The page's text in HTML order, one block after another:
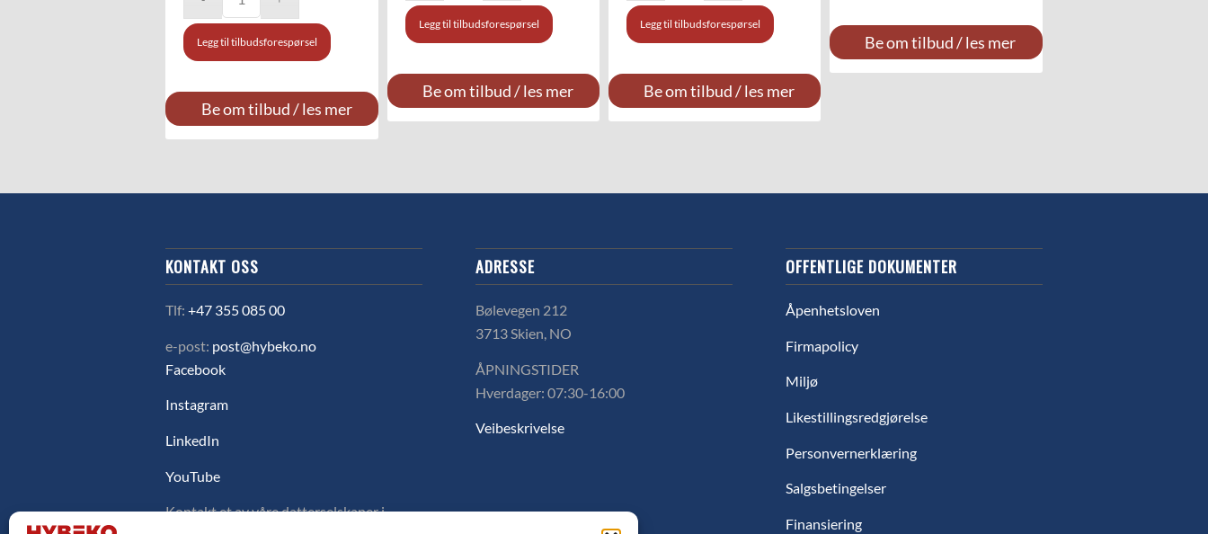
Legg til tilbudsforespørsel
Be om tilbud / les mer
Legg til tilbudsforespørsel
Be om tilbud / les mer
Legg til tilbudsforespørsel
Be om tilbud / les mer
Be om tilbud / les mer
KONTAKT OSS
Tlf:+47 355 085 00
e-post: post@hybeko.no
Facebook
Instagram
LinkedIn
YouTube
Kontakt et av våre datterselskaper i
ADRESSE
Bølevegen 212
3713 Skien, NO
ÅPNINGSTIDER
Hverdager: 07:30-16:00
Veibeskrivelse
OFFENTLIGE DOKUMENTER
Åpenhetsloven
Firmapolicy
Miljø
Likestillingsredgjørelse
Personvernerklæring
Salgsbetingelser
Finansiering